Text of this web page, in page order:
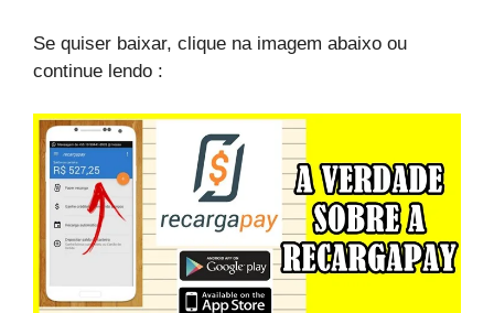
Se quiser baixar, clique na imagem abaixo ou
continue lendo :